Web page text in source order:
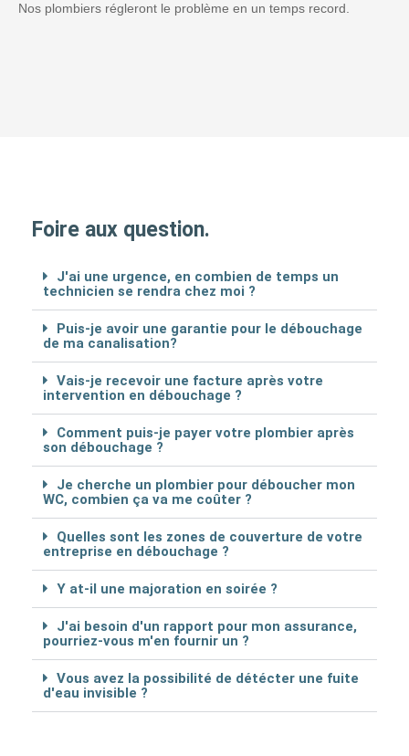
Nos plombiers régleront le problème en un temps record.
Foire aux question.
J'ai une urgence, en combien de temps un
technicien se rendra chez moi ?
Puis-je avoir une garantie pour le débouchage
de ma canalisation?
Vais-je recevoir une facture après votre
intervention en débouchage ?
Comment puis-je payer votre plombier après
son débouchage ?
Je cherche un plombier pour déboucher mon
WC, combien ça va me coûter ?
Quelles sont les zones de couverture de votre
entreprise en débouchage ?
Y at-il une majoration en soirée ?
J'ai besoin d'un rapport pour mon assurance,
pourriez-vous m'en fournir un ?
Vous avez la possibilité de détécter une fuite
d'eau invisible ?